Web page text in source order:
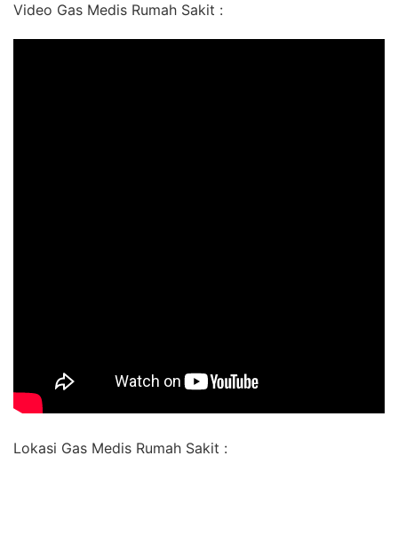
Video Gas Medis Rumah Sakit :
Lokasi Gas Medis Rumah Sakit :